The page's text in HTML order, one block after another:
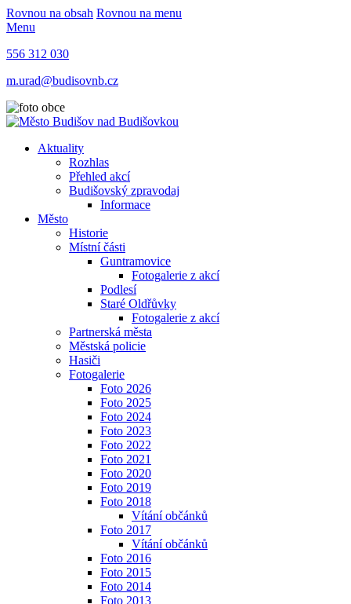
Rovnou na obsah Rovnou na menu
Menu
556 312 030
m.urad@budisovnb.cz
Aktuality
Rozhlas
Přehled akcí
Budišovský zpravodaj
Informace
Město
Historie
Místní části
Guntramovice
Fotogalerie z akcí
Podlesí
Staré Oldřůvky
Fotogalerie z akcí
Partnerská města
Městská policie
Hasiči
Fotogalerie
Foto 2026
Foto 2025
Foto 2024
Foto 2023
Foto 2022
Foto 2021
Foto 2020
Foto 2019
Foto 2018
Vítání občánků
Foto 2017
Vítání občánků
Foto 2016
Foto 2015
Foto 2014
Foto 2013